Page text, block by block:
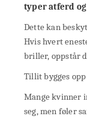
typer atferd
Dette kan
Hvis hvert
briller, oppstår
Tillit bygges
Mange kvinner
seg, men føler